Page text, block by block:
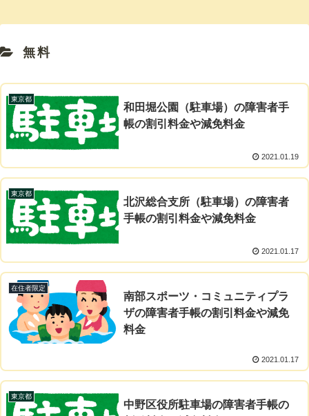
無料
東京都
和田堀公園（駐車場）の障害者手
帳の割引料金や減免料金
2021.01.19
東京都
北沢総合支所（駐車場）の障害者
手帳の割引料金や減免料金
2021.01.17
在住者限定
南部スポーツ・コミュニティプラ
ザの障害者手帳の割引料金や減免
料金
2021.01.17
東京都
中野区役所駐車場の障害者手帳の